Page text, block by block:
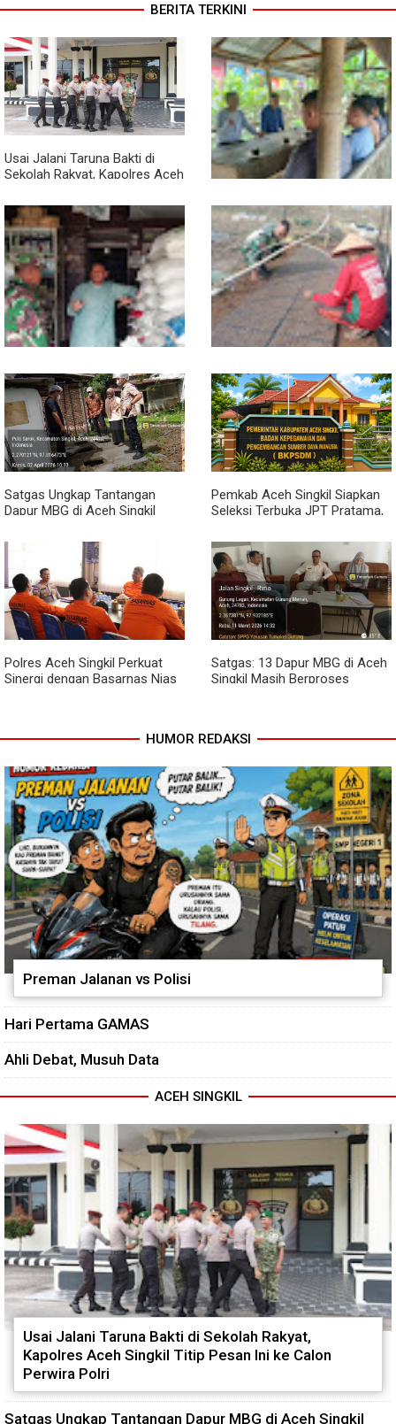
BERITA TERKINI
Usai Jalani Taruna Bakti di
Sekolah Rakyat, Kapolres Aceh
Perwira Polri
Sambil Ngopi, Plh. Pasiter
Kodim 0118/Subulussalam
Beri Motivasi Pemuda Calon
Peserta Seleksi Komcad
Lewat Komsos, Babinsa
Rundeng Pantau Stok dan
Harga Pupuk
Dari Bibit Jadi Harapan,
Babinsa Dampingi Warga
Kembangkan Semangka
Satgas Ungkap Tantangan
Dapur MBG di Aceh Singkil
Pemkab Aceh Singkil Siapkan
Seleksi Terbuka JPT Pratama,
Kinerja
Polres Aceh Singkil Perkuat
Sinergi dengan Basarnas Nias
Satgas: 13 Dapur MBG di Aceh
Singkil Masih Berproses
HUMOR REDAKSI
Preman Jalanan vs Polisi
Hari Pertama GAMAS
Ahli Debat, Musuh Data
ACEH SINGKIL
Usai Jalani Taruna Bakti di Sekolah Rakyat,
Kapolres Aceh Singkil Titip Pesan Ini ke Calon
Perwira Polri
Satgas Ungkap Tantangan Dapur MBG di Aceh Singkil